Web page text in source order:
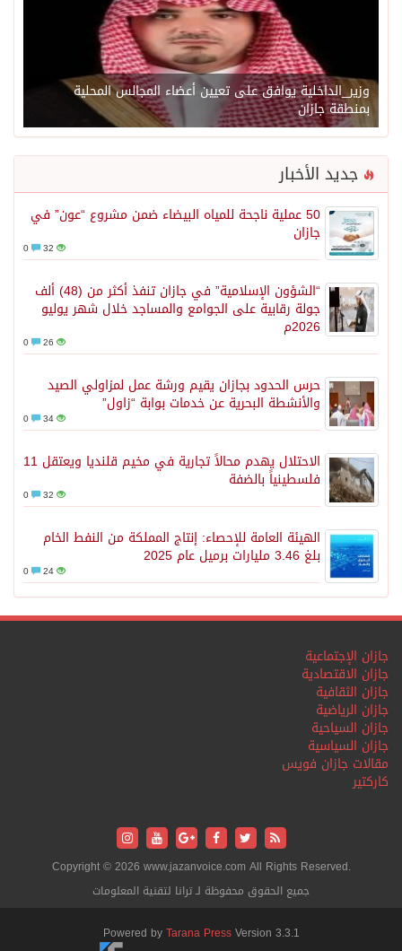
وزير_الداخلية يوافق على تعيين أعضاء المجالس المحلية
بمنطقة جازان
جديد الأخبار
50 عملية ناجحة للمياه البيضاء ضمن مشروع “عون” في
جازان
32
“الشؤون الإسلامية” في جازان تنفذ أكثر من (48) ألف
جولة رقابية على الجوامع والمساجد خلال شهر يوليو
2026م
26
حرس الحدود بجازان يقيم ورشة عمل لمزاولي الصيد
والأنشطة البحرية عن خدمات بوابة “زاول”
34
الاحتلال يهدم محالاً تجارية في مخيم قلنديا ويعتقل 11
فلسطينياً بالضفة
32
الهيئة العامة للإحصاء: إنتاج المملكة من النفط الخام
بلغ 3.46 مليارات برميل عام 2025
24
جازان الإجتماعية
جازان الاقتصادية
جازان الثقافية
جازان الرياضية
جازان السياحية
جازان السياسية
مقالات جازان فويس
كاركتير
Copyright © 2026 www.jazanvoice.com All Rights Reserved.
جميع الحقوق محفوظة لـ ترانا لتقنية المعلومات
Powered byTarana PressVersion 3.3.1